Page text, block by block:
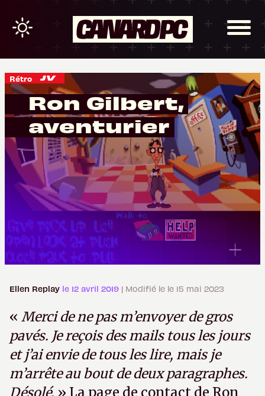
Rétro
Ron Gilbert,
aventurier
Ellen Replay le 12 avril 2019 | Modifié le le 15 mai 2023
« Merci de ne pas m’envoyer de gros
pavés. Je reçois des mails tous les jours
et j’ai envie de tous les lire, mais je
m’arrête au bout de deux paragraphes.
Désolé. » La page de contact de Ron